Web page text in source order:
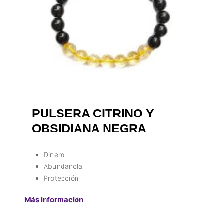
PULSERA CITRINO Y
OBSIDIANA NEGRA
Dinero
Abundancia
Protección
Más información